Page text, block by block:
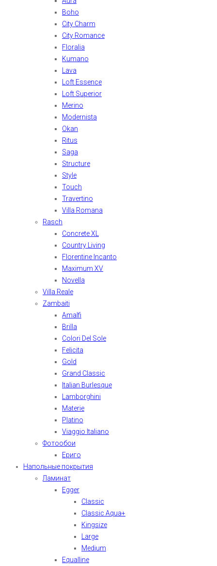
Boho
City Charm
City Romance
Floralia
Kumano
Lava
Loft Essence
Loft Superior
Merino
Modernista
Okan
Ritus
Saga
Structure
Style
Touch
Travertino
Villa Romana
Rasch
Concrete XL
Country Living
Florentine Incanto
Maximum XV
Novella
Villa Reale
Zambaiti
Amalfi
Brilla
Colori Del Sole
Felicita
Gold
Grand Classic
Italian Burlesque
Lamborghini
Materie
Platino
Viaggio Italiano
Фотообои
Ериго
Напольные покрытия
Ламинат
Egger
Classic
Classic Aqua+
Kingsize
Large
Medium
Equalline